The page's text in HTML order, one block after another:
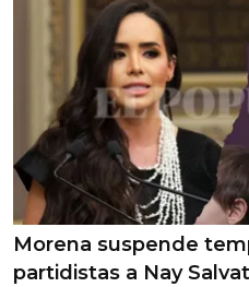
Morena suspende
partidistas a Nay